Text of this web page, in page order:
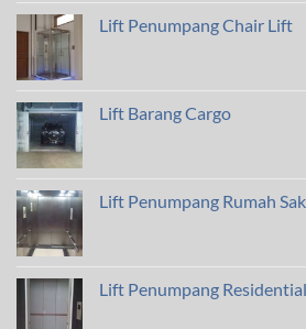
Lift Penumpang Chair Lift
Lift Barang Cargo
Lift Penumpang Rumah
Lift Penumpang Residential